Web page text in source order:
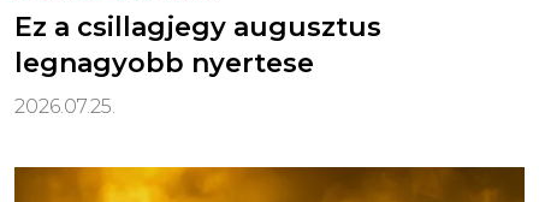
Ez a csillagjegy augusztus
legnagyobb nyertese
2026.07.25.